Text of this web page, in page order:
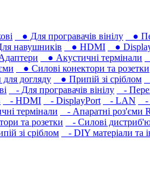
● Для програвачів вінілу ●
навушників‎ ● HDMI ●
● Акустичні термінали
● Силові конектори та розетки
догляду ● Припій зі сріблом
- Для програвачів вінілу -
- HDMI - DisplayPort - LAN -
термінали - Апаратні роз'єми
та розетки - Силові
зі сріблом - DIY матеріали та